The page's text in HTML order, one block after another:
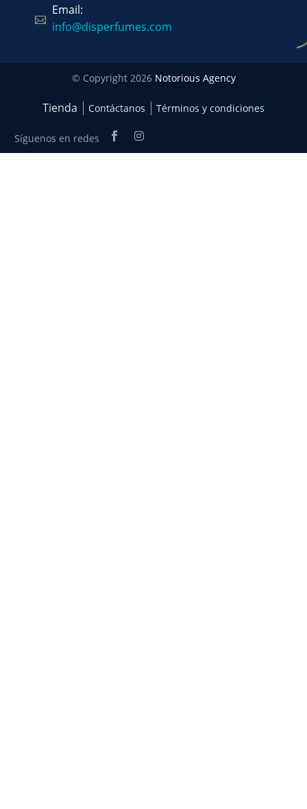
Email:
info@disperfumes.com
© Copyright 2026 Notorious Agency
Tienda Contáctanos Términos y condiciones
Síguenos en redes